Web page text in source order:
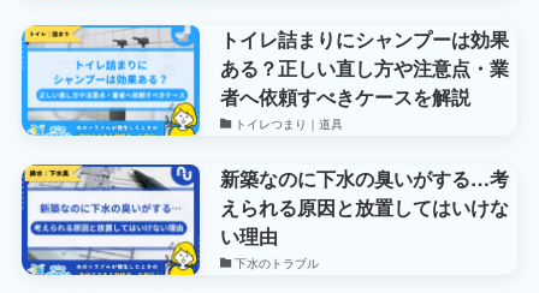
トイレ詰まりにシャンプーは効果
ある？正しい直し方や注意点・業
者へ依頼すべきケースを解説
トイレつまり｜道具
新築なのに下水の臭いがする…考
えられる原因と放置してはいけな
い理由
下水のトラブル